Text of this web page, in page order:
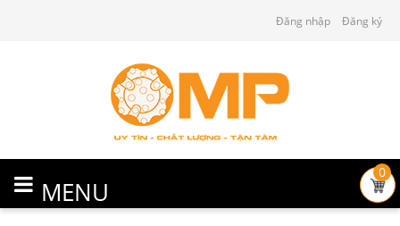
Đăng nhập Đăng ký
MENU
0